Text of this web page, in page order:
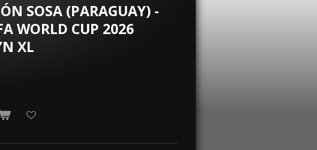
SOSA (PARAGUAY) -
WORLD CUP 2026
XL